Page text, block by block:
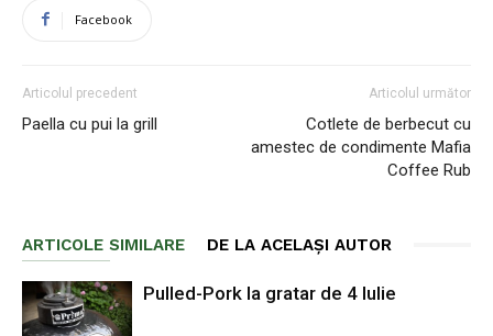
Facebook
Articolul precedent
Paella cu pui la grill
Articolul următor
Cotlete de berbecut cu
amestec de condimente Mafia
Coffee Rub
ARTICOLE SIMILARE DE LA ACELAȘI AUTOR
Pulled-Pork la gratar de 4 Iulie